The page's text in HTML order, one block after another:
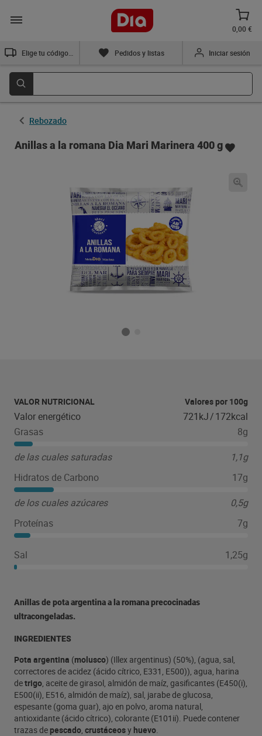
0,00 €
Pedidos y listas Iniciar sesión
Rebozado
Anillas a la romana Dia Mari Marinera 400 g
VALOR NUTRICIONAL Valores por 100g
Valor energético 721kJ/172kcal
Grasas
8g
de las cuales saturadas
1,1g
Hidratos de Carbono
17g
de los cuales azúcares
0,5g
Proteínas
7g
Sal 1,25g
Anillas de pota argentina a la romana precocinadas
ultracongeladas.
INGREDIENTES
Pota argentina (molusco) (Illex argentinus) (50%), (agua, sal,
correctores de acidez (ácido cítrico, E331, E500)), agua, harina
detrigo, aceite de girasol, almidón de maíz, gasificantes (E450(i),
E500(ii), E516, almidón de maíz), sal, jarabe de glucosa,
espesante (goma guar), ajo en polvo, aroma natural,
antioxidante (ácido cítrico), colorante (E101ii). Puede contener
trazas de pescado, crustáceosyhuevo.